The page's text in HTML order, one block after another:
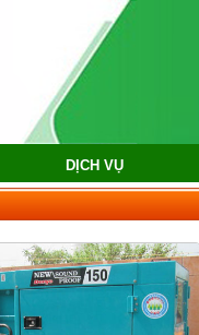
DỊCH VỤ